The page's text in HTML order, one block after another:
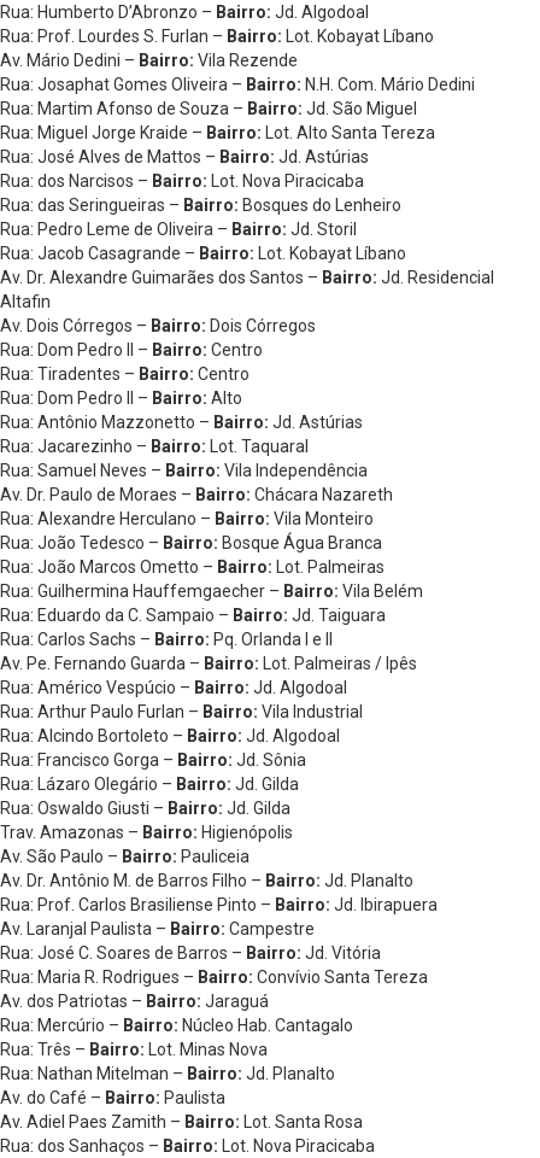
Rua: Humberto D’Abronzo – Bairro: Jd. Algodoal
Rua: Prof. Lourdes S. Furlan – Bairro: Lot. Kobayat Líbano
Av. Mário Dedini – Bairro: Vila Rezende
Rua: Josaphat Gomes Oliveira – Bairro: N.H. Com. Mário Dedini
Rua: Martim Afonso de Souza – Bairro: Jd. São Miguel
Rua: Miguel Jorge Kraide – Bairro: Lot. Alto Santa Tereza
Rua: José Alves de Mattos – Bairro: Jd. Astúrias
Rua: dos Narcisos – Bairro: Lot. Nova Piracicaba
Rua: das Seringueiras – Bairro: Bosques do Lenheiro
Rua: Pedro Leme de Oliveira – Bairro: Jd. Storil
Rua: Jacob Casagrande – Bairro: Lot. Kobayat Líbano
Av. Dr. Alexandre Guimarães dos Santos – Bairro: Jd. Residencial
Altafin
Av. Dois Córregos – Bairro: Dois Córregos
Rua: Dom Pedro II – Bairro: Centro
Rua: Tiradentes – Bairro: Centro
Rua: Dom Pedro II – Bairro: Alto
Rua: Antônio Mazzonetto – Bairro: Jd. Astúrias
Rua: Jacarezinho – Bairro: Lot. Taquaral
Rua: Samuel Neves – Bairro: Vila Independência
Av. Dr. Paulo de Moraes – Bairro: Chácara Nazareth
Rua: Alexandre Herculano – Bairro: Vila Monteiro
Rua: João Tedesco – Bairro: Bosque Água Branca
Rua: João Marcos Ometto – Bairro: Lot. Palmeiras
Rua: Guilhermina Hauffemgaecher – Bairro: Vila Belém
Rua: Eduardo da C. Sampaio – Bairro: Jd. Taiguara
Rua: Carlos Sachs – Bairro: Pq. Orlanda I e II
Av. Pe. Fernando Guarda – Bairro: Lot. Palmeiras / Ipês
Rua: Américo Vespúcio – Bairro: Jd. Algodoal
Rua: Arthur Paulo Furlan – Bairro: Vila Industrial
Rua: Alcindo Bortoleto – Bairro: Jd. Algodoal
Rua: Francisco Gorga – Bairro: Jd. Sônia
Rua: Lázaro Olegário – Bairro: Jd. Gilda
Rua: Oswaldo Giusti – Bairro: Jd. Gilda
Trav. Amazonas – Bairro: Higienópolis
Av. São Paulo – Bairro: Pauliceia
Av. Dr. Antônio M. de Barros Filho – Bairro: Jd. Planalto
Rua: Prof. Carlos Brasiliense Pinto – Bairro: Jd. Ibirapuera
Av. Laranjal Paulista – Bairro: Campestre
Rua: José C. Soares de Barros – Bairro: Jd. Vitória
Rua: Maria R. Rodrigues – Bairro: Convívio Santa Tereza
Av. dos Patriotas – Bairro: Jaraguá
Rua: Mercúrio – Bairro: Núcleo Hab. Cantagalo
Rua: Três – Bairro: Lot. Minas Nova
Rua: Nathan Mitelman – Bairro: Jd. Planalto
Av. do Café – Bairro: Paulista
Av. Adiel Paes Zamith – Bairro: Lot. Santa Rosa
Rua: dos Sanhaços – Bairro: Lot. Nova Piracicaba